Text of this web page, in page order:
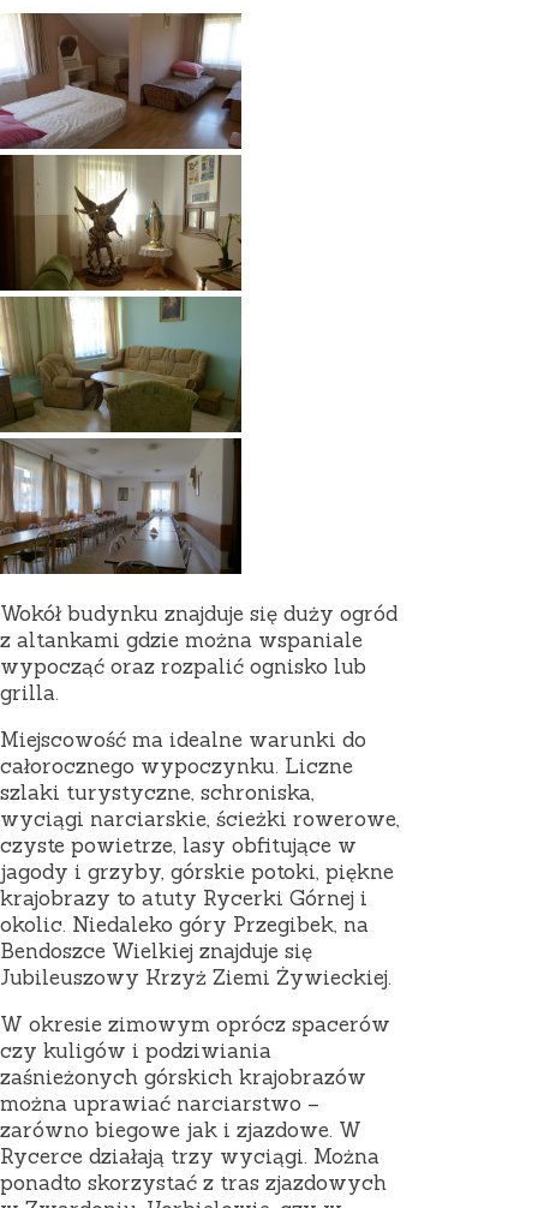
Wokół budynku znajduje się duży ogród
z altankami gdzie można wspaniale
wypocząć oraz rozpalić ognisko lub
grilla.
Miejscowość ma idealne warunki do
całorocznego wypoczynku. Liczne
szlaki turystyczne, schroniska,
wyciągi narciarskie, ścieżki rowerowe,
czyste powietrze, lasy obfitujące w
jagody i grzyby, górskie potoki, piękne
krajobrazy to atuty Rycerki Górnej i
okolic. Niedaleko góry Przegibek, na
Bendoszce Wielkiej znajduje się
Jubileuszowy Krzyż Ziemi Żywieckiej.
W okresie zimowym oprócz spacerów
czy kuligów i podziwiania
zaśnieżonych górskich krajobrazów
można uprawiać narciarstwo –
zarówno biegowe jak i zjazdowe. W
Rycerce działają trzy wyciągi. Można
ponadto skorzystać z tras zjazdowych